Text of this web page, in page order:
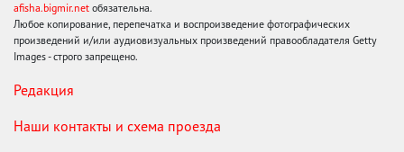
afisha.bigmir.net обязательна.
Любое копирование, перепечатка и воспроизведение фотографических
произведений и/или аудиовизуальных произведений правообладателя Getty
Images - строго запрещено.
Редакция
Наши контакты и схема проезда